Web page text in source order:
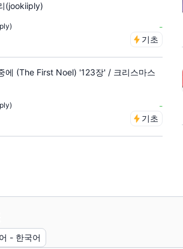
(jookiiply)
-
기초
에 (The First Noel) '123장' / 크리스마스
-
기초
- 한국어